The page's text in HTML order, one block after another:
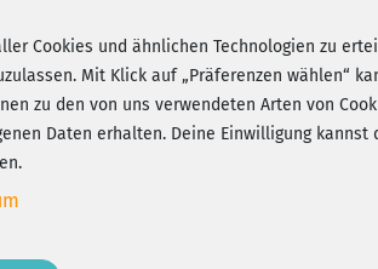
Was hilft
Cookies und ähnlichen Technologien zu
Mit Klick auf „Präferenzen wählen“
zu den von uns verwendeten Arten von
Daten erhalten. Deine Einwilligung kannst